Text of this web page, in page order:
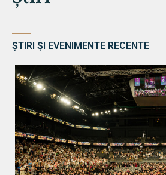
ȘTIRI ȘI EVENIMENTE RECENTE